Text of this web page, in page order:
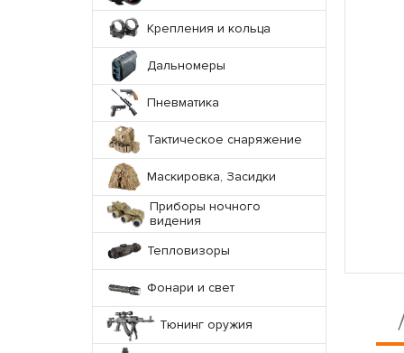
Крепления и кольца
Дальномеры
Пневматика
Тактическое снаряжение
Маскировка, Засидки
Приборы ночного
видения
Тепловизоры
Фонари и свет
Тюнинг оружия